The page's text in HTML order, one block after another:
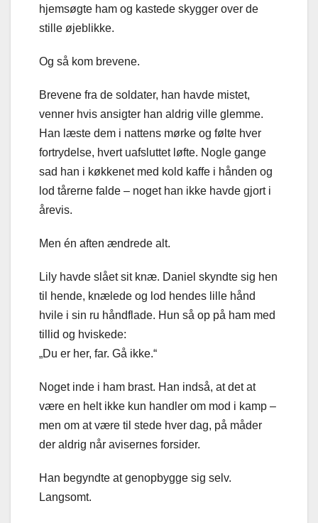
hjemsøgte ham og kastede skygger over de
stille øjeblikke.
Og så kom brevene.
Brevene fra de soldater, han havde mistet,
venner hvis ansigter han aldrig ville glemme.
Han læste dem i nattens mørke og følte hver
fortrydelse, hvert uafsluttet løfte. Nogle gange
sad han i køkkenet med kold kaffe i hånden og
lod tårerne falde – noget han ikke havde gjort i
årevis.
Men én aften ændrede alt.
Lily havde slået sit knæ. Daniel skyndte sig hen
til hende, knælede og lod hendes lille hånd
hvile i sin ru håndflade. Hun så op på ham med
tillid og hviskede:
„Du er her, far. Gå ikke.“
Noget inde i ham brast. Han indså, at det at
være en helt ikke kun handler om mod i kamp –
men om at være til stede hver dag, på måder
der aldrig når avisernes forsider.
Han begyndte at genopbygge sig selv.
Langsomt.